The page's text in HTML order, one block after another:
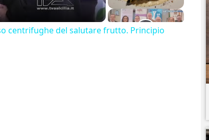
centrifughe del salutare frutto. Principio